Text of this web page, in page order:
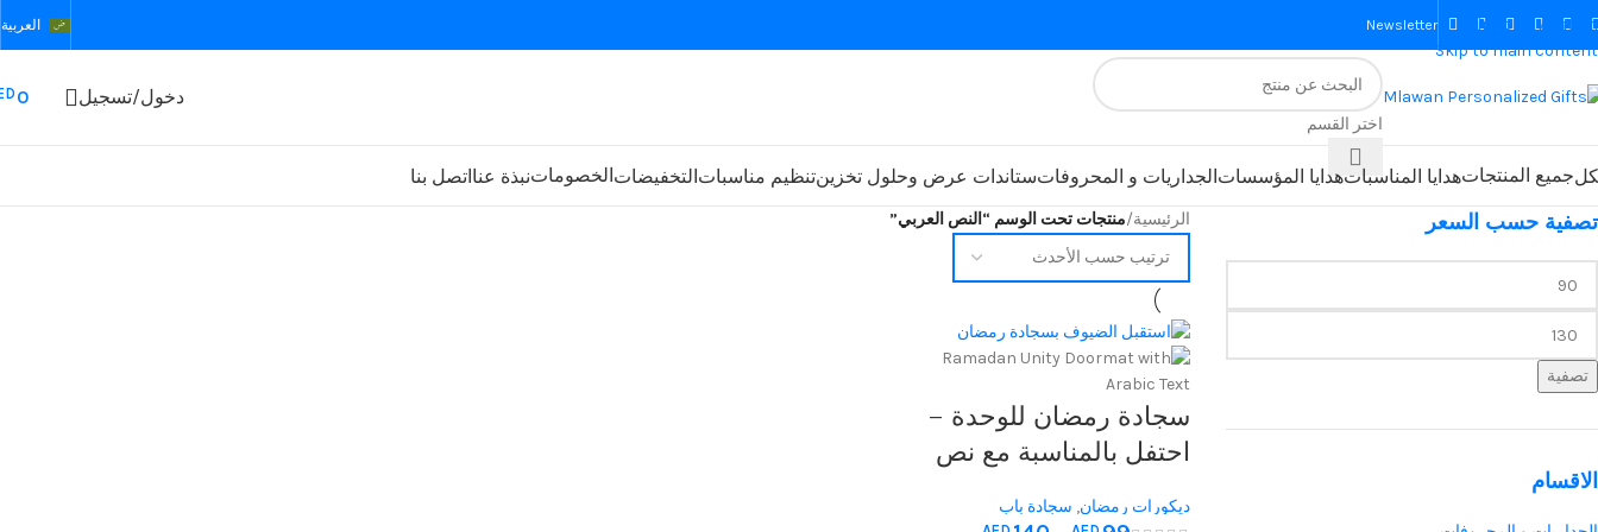
Skip to navigation
Skip to main content
Newsletter العربية
اختر القسم
دخول/تسجيل 0
جميع المنتجاتهدايا المناسباتهدايا المؤسساتالجداريات و المحروفاتستاندات عرض وحلول تخزينتنظيم مناسباتالتخفيضاتالخصوماتنبذة عنااتصل بنا
تصفية حسب السعر
تصفية
الاقسام
الرئيسية/منتجات تحت الوسم “النص العربي”
سجادة رمضان للوحدة –
احتفل بالمناسبة مع نص
ديكورات رمضان, سجادة باب